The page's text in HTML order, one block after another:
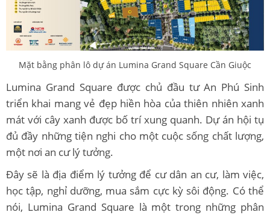
Mặt bằng phân lô dự án Lumina Grand Square Cần Giuộc
Lumina Grand Square được chủ đầu tư An Phú Sinh
triển khai mang vẻ đẹp hiền hòa của thiên nhiên xanh
mát với cây xanh được bố trí xung quanh. Dự án hội tụ
đủ đầy những tiện nghi cho một cuộc sống chất lượng,
một nơi an cư lý tưởng.
Đây sẽ là địa điểm lý tưởng để cư dân an cư, làm việc,
học tập, nghỉ dưỡng, mua sắm cực kỳ sôi động. Có thể
nói, Lumina Grand Square là một trong những phân